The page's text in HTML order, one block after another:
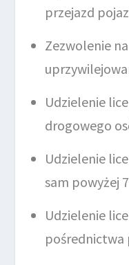
przejazd
Zezwolenie
Udzielenie
drogowego
Udzielenie
sam powyżej
Udzielenie
pośrednictwa